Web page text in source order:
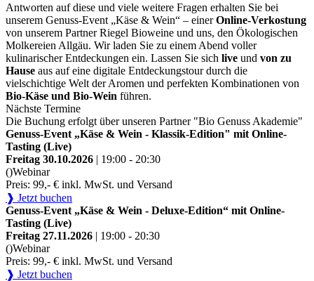
Antworten auf diese und viele weitere Fragen erhalten Sie bei
unserem Genuss-Event „Käse & Wein“ – einerOnline-Verkostung
von unserem Partner Riegel Bioweine und uns, den Ökologischen
Molkereien Allgäu. Wir laden Sie zu einem Abend voller
kulinarischer Entdeckungen ein. Lassen Sie sich live und von zu
Hause aus auf eine digitale Entdeckungstour durch die
vielschichtige Welt der Aromen und perfekten Kombinationen von
Bio-Käse und Bio-Wein führen.
Nächste Termine
Die Buchung erfolgt über unseren Partner "Bio Genuss Akademie"
Genuss-Event „Käse & Wein - Klassik-Edition" mit Online-
Tasting (Live)
Freitag 30.10.2026 | 19:00 - 20:30
()Webinar
Preis: 99,- € inkl. MwSt. und Versand
❱ Jetzt buchen
Genuss-Event „Käse & Wein - Deluxe-Edition“ mit Online-
Tasting (Live)
Freitag 27.11.2026 | 19:00 - 20:30
()Webinar
Preis: 99,- € inkl. MwSt. und Versand
❱ Jetzt buchen